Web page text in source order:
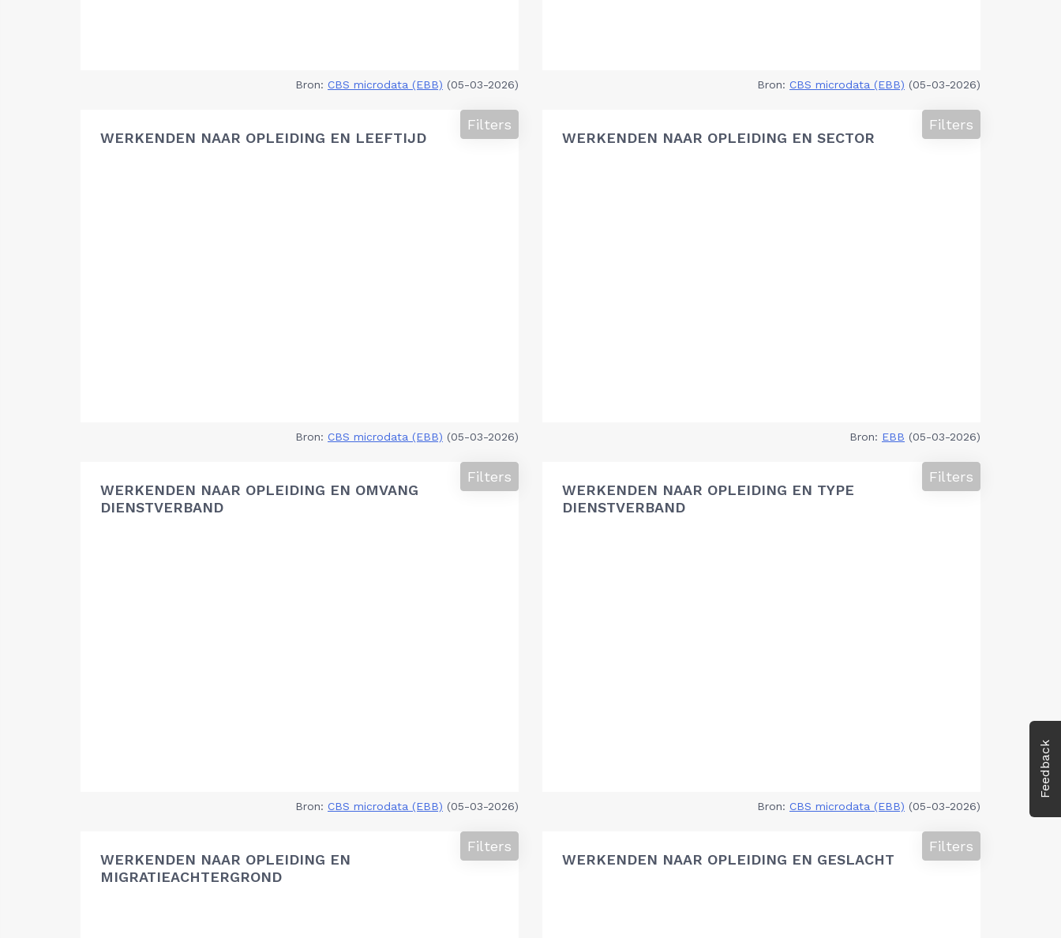
Feedback
Bron: CBS microdata (EBB) (05-03-2026) Bron: CBS microdata (EBB) (05-03-2026)
WERKENDEN NAAR OPLEIDING EN LEEFTIJD
Filters
Bron: CBS microdata (EBB) (05-03-2026)
WERKENDEN NAAR OPLEIDING EN SECTOR
Filters
Bron: EBB (05-03-2026)
WERKENDEN NAAR OPLEIDING EN OMVANG
DIENSTVERBAND
Filters
Bron: CBS microdata (EBB) (05-03-2026)
WERKENDEN NAAR OPLEIDING EN TYPE
DIENSTVERBAND
Filters
Bron: CBS microdata (EBB) (05-03-2026)
WERKENDEN NAAR OPLEIDING EN
MIGRATIEACHTERGROND
Filters
WERKENDEN NAAR OPLEIDING EN GESLACHT
Filters